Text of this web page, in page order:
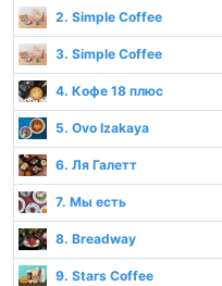
2. Simple Coffee
3. Simple Coffee
4. Кофе 18 плюс
5. Ovo Izakaya
6. Ля Галетт
7. Мы есть
8. Breadway
9. Stars Coffee